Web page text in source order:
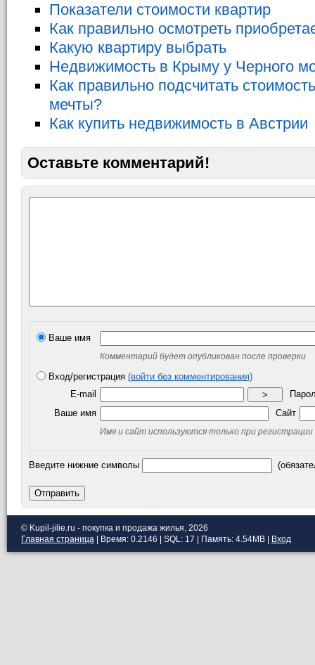
Показатели стоимости квартир
Как правильно осмотреть
Какую квартиру выбрать
Недвижимость в Крыму у Черного
Как правильно подсчитать
мечты?
Как купить недвижимость в Австрии
Оставьте комментарий!
Ваше имя
Комментарий будет опубликован после проверки
Вход/регистрация (войти без комментирования)
E-mail
>
Ваше имя
Сайт
Имя и сайт используются только при регистрации
Введите нижние символы
Отправить
© Kupil-jilie.ru - покупка и продажа жилья, 2026
Главная страница | Время: 0.2146 | SQL: 17 | Память: 4.54MB Вход